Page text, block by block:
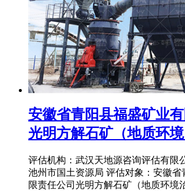
安徽省青阳县福盛矿业
光明方解石矿（地质环境
评估机构：武汉天地源咨询评估有限
池州市国土资源局 评估对象：安徽省
限责任公司光明方解石矿（地质环境